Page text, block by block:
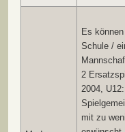
Es
Schule /
2
2004,
mit zu